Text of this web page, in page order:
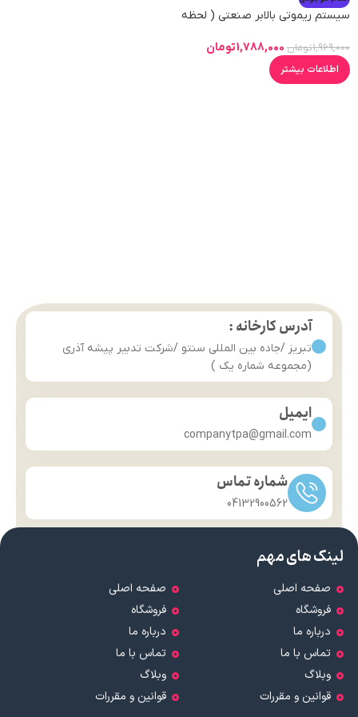
سیستم ریموتی بالابر صنعتی ( لحظه
1,969,000تومان 1,788,000تومان
اطلاعات بیشتر
آدرس کارخانه :
تبریز /جاده بین المللی سنتو /شرکت تدبیر پیشه آذری
(مجموعه شماره یک )
ایمیل
companytpa@gmail.com
شماره تماس
04132900562
لینک های مهم
صفحه اصلی
فروشگاه
درباره ما
تماس با ما
وبلاگ
قوانین و مقررات
صفحه اصلی
فروشگاه
درباره ما
تماس با ما
وبلاگ
قوانین و مقررات